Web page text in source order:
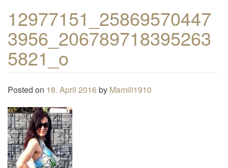
g
l
e
12977151_25869570447
3956_206789718395263
5821_o
Posted on 18. April 2016 by Mamili1910